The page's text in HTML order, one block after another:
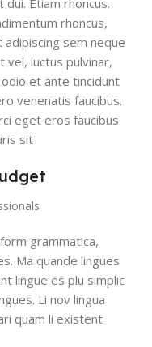
Etiam rhoncus.
rhoncus,
sem neque
vel, luctus pulvinar,
et ante tincidunt
venenatis faucibus.
eget eros faucibus
sit
grammatica,
Ma quande lingues
lingue es plu simplic
Li nov lingua
quam li existent